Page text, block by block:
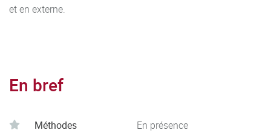
et en externe.
En bref
Méthodes
En présence